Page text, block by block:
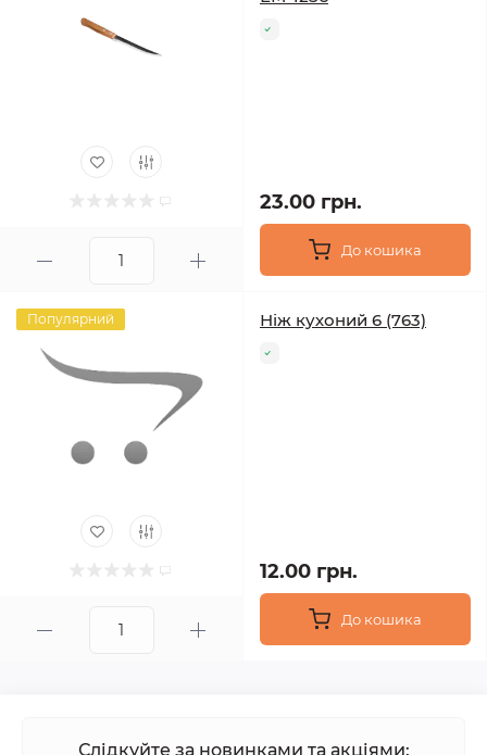
23.00 грн.
До кошика
Популярний Ніж кухоний 6 (763)
12.00 грн.
До кошика
Слідкуйте за новинками та акціями: